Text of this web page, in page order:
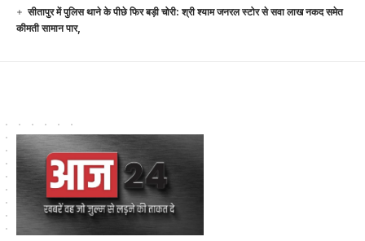
सीतापुर में पुलिस थाने के पीछे फिर बड़ी चोरी: श्री श्याम जनरल स्टोर से सवा लाख नकद समेत
कीमती सामान पार,